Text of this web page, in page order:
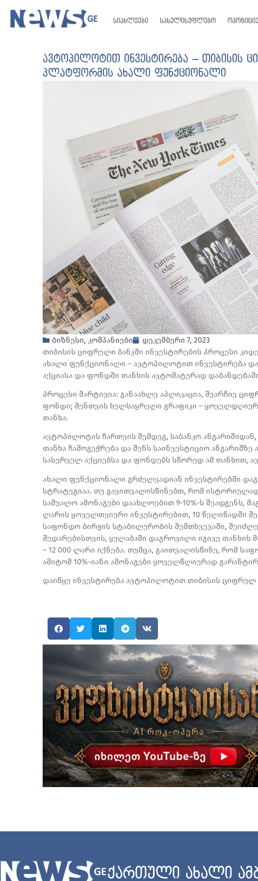
სიახლეები სახელისუფლებო
ავტოპილოტით ინვესტირება – თიბისის
პლატფორმის ახალი ფუნქციონალი
ბიზნესი, კომპანიები
დეკემბერი 7, 2023
თიბისის ციფრული ბანკში ინვესტირების პროცესი
ახალი ფუნქციონალი – ავტოპილოტით ინვესტირება
აქციასა და ფონდში თანხის ავტომატურად
პროცესი მარტივია: განაახლე აპლიკაცია, შეარჩიე
ფონდი; შენთვის ხელსაყრელი გრაფიკი –
თანხა.
ავტოპილოტის ჩართვის შემდეგ, საბანკო
თანხა ჩამოგეჭრება და შენს საინვესტიციო
სასურველ აქციებსა და ფონდებს სწორედ ამ თანხით,
ახალი ფუნქციონალი გრძელვადიან ინვესტირებში
სტრატეგიაა. თუ გავითვალისწინებთ, რომ
საშუალო ამონაგები დაახლოებით 9-10%-ს შეადგენს,
ლარის ყოველთვიური ინვესტირებით, 10 წელიწადში
საფონდო ბირჟის სტაბილურობის შემთხვევაში,
შედარებისთვის, ყულაბაში დაგროვილი იგივე თანხის
– 12 000 ლარი იქნება. თუმცა, გაითვალისწინე, რომ
ამიტომ 10%-იანი ამონაგები ყოველწლიურად
დაიწყე ინვესტირება ავტოპილოტით თიბისის ციფრულ
ქართული ახალი